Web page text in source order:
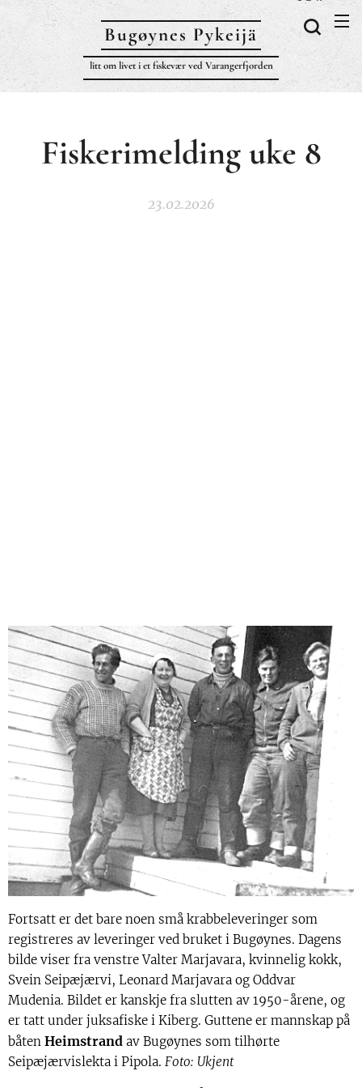
Bugøynes Pykeijä
litt om livet i et fiskevær ved Varangerfjorden
Fiskerimelding uke 8
23.02.2026
Fortsatt er det bare noen små krabbeleveringer som
registreres av leveringer ved bruket i Bugøynes. Dagens
bilde viser fra venstre Valter Marjavara, kvinnelig kokk,
Svein Seipæjærvi, Leonard Marjavara og Oddvar
Mudenia. Bildet er kanskje fra slutten av 1950-årene, og
er tatt under juksafiske i Kiberg. Guttene er mannskap på
båten Heimstrand av Bugøynes som tilhørte
Seipæjærvislekta i Pipola. Foto: Ukjent